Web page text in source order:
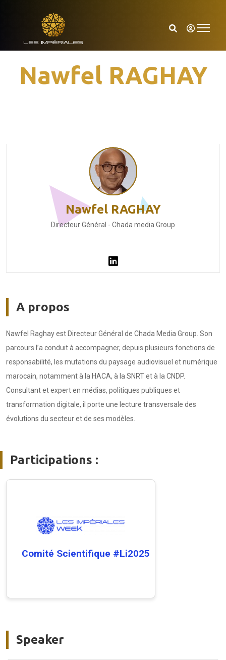
Nawfel RAGHAY
Nawfel RAGHAY
Directeur Général - Chada media Group
A propos
Nawfel Raghay est Directeur Général de Chada Media Group. Son
parcours l’a conduit à accompagner, depuis plusieurs fonctions de
responsabilité, les mutations du paysage audiovisuel et numérique
marocain, notamment à la HACA, à la SNRT et à la CNDP.
Consultant et expert en médias, politiques publiques et
transformation digitale, il porte une lecture transversale des
évolutions du secteur et de ses modèles.
Participations :
Comité Scientifique #Li2025
Speaker